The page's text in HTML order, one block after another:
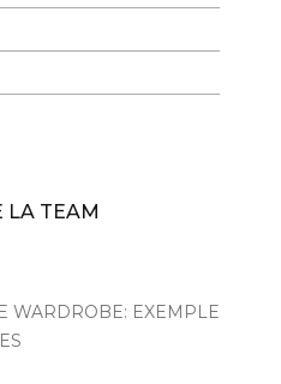
LA TEAM
WARDROBE: EXEMPLE